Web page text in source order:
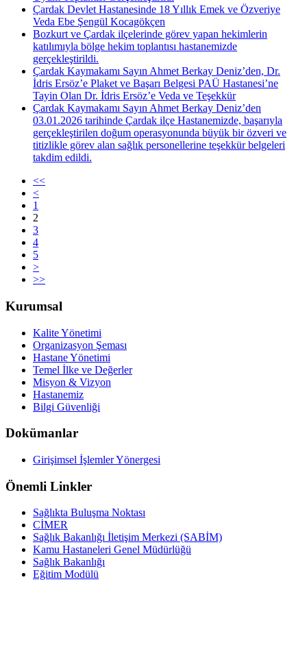
Çardak Devlet Hastanesinde 18 Yıllık Emek ve Özveriye
Veda Ebe Şengül Kocagökçen
Bozkurt ve Çardak ilçelerinde görev yapan hekimlerin
katılımıyla bölge hekim toplantısı hastanemizde
gerçekleştirildi.
Çardak Kaymakamı Sayın Ahmet Berkay Deniz’den, Dr.
İdris Ersöz’e Plaket ve Başarı Belgesi PAÜ Hastanesi’ne
Tayin Olan Dr. İdris Ersöz’e Veda ve Teşekkür
Çardak Kaymakamı Sayın Ahmet Berkay Deniz’den
03.01.2026 tarihinde Çardak ilçe Hastanemizde, başarıyla
gerçekleştirilen doğum operasyonunda büyük bir özveri ve
titizlikle görev alan sağlık personellerine teşekkür belgeleri
takdim edildi.
<<
<
1
2
3
4
5
>
>>
Kurumsal
Kalite Yönetimi
Organizasyon Şeması
Hastane Yönetimi
Temel İlke ve Değerler
Misyon & Vizyon
Hastanemiz
Bilgi Güvenliği
Dokümanlar
Girişimsel İşlemler Yönergesi
Önemli Linkler
Sağlıkta Buluşma Noktası
CİMER
Sağlık Bakanlığı İletişim Merkezi (SABİM)
Kamu Hastaneleri Genel Müdürlüğü
Sağlık Bakanlığı
Eğitim Modülü